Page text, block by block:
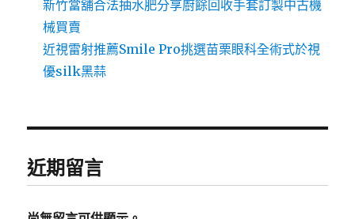
新竹當舖合法抽水肥分享廚餘回收手套訂製中古機
械買賣
近視雷射推薦Smile Pro挑選苗栗眼科全術式於視
優silk黑蒜
近期留言